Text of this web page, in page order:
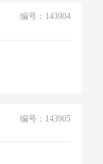
编号：143904
编号：143905